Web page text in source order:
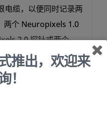
电缆，以便同时记录两
两个 Neuropixels 1.0
2.0 探针或两个
针的数据。它可以与
步，与 SpikeGLX 和
API 可用于定制软件
推出，欢迎来
！